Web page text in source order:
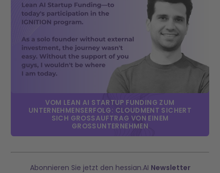
VOM LEAN AI STARTUP FUNDING ZUM
UNTERNEHMENSERFOLG: CLOUDMENT SICHERT
SICH GROSSAUFTRAG VON EINEM G
ROSSUNTERNEHMEN
Abonnieren Sie jetzt den hessian.AI Newsletter